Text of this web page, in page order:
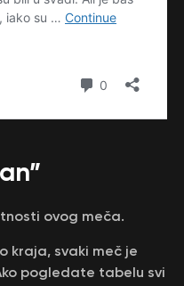
ovog meča.
kraja, svaki meč je
pogledate tabelu svi